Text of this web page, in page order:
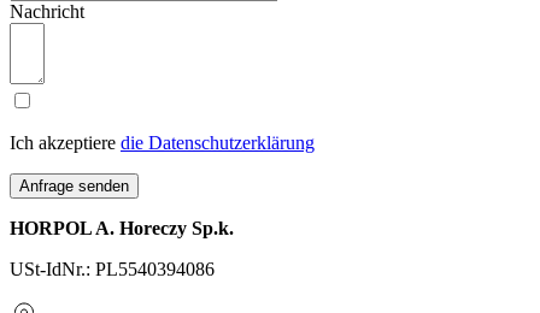
Nachricht
Ich akzeptiere die Datenschutzerklärung
Anfrage senden
HORPOL A. Horeczy Sp.k.
USt-IdNr.: PL5540394086